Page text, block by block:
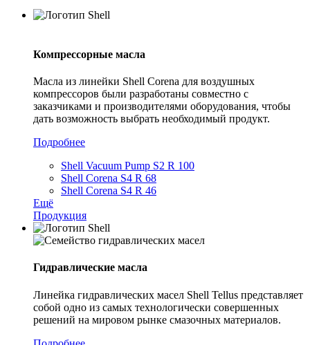
Компрессорные масла
Масла из линейки Shell Corena для воздушных
компрессоров были разработаны совместно с
заказчиками и производителями оборудования, чтобы
дать возможность выбрать необходимый продукт.
Подробнее
Shell Vacuum Pump S2 R 100
Shell Corena S4 R 68
Shell Corena S4 R 46
Ещё
Продукция
Гидравлические масла
Линейка гидравлических масел Shell Tellus представляет
собой одно из самых технологически совершенных
решений на мировом рынке смазочных материалов.